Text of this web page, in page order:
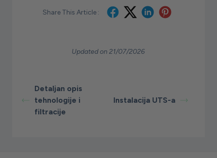
Share This Article :
Updated on 21/07/2026
Detaljan opis
tehnologije i
filtracije
Instalacija UTS-a